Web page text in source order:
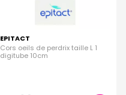
EPITACT
Cors oeils de perdrix taille L 1
digitube 10cm